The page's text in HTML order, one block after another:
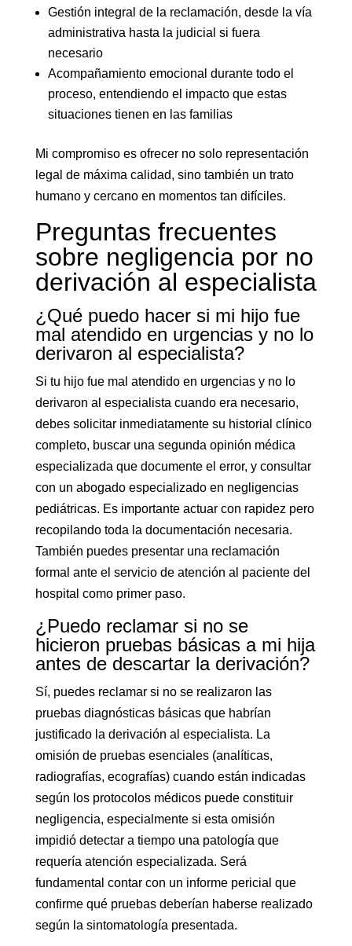
Gestión integral de la reclamación, desde la vía
administrativa hasta la judicial si fuera
necesario
Acompañamiento emocional durante todo el
proceso, entendiendo el impacto que estas
situaciones tienen en las familias
Mi compromiso es ofrecer no solo representación
legal de máxima calidad, sino también un trato
humano y cercano en momentos tan difíciles.
Preguntas frecuentes
sobre negligencia por no
derivación al especialista
¿Qué puedo hacer si mi hijo fue
mal atendido en urgencias y no lo
derivaron al especialista?
Si tu hijo fue mal atendido en urgencias y no lo
derivaron al especialista cuando era necesario,
debes solicitar inmediatamente su historial clínico
completo, buscar una segunda opinión médica
especializada que documente el error, y consultar
con un abogado especializado en negligencias
pediátricas. Es importante actuar con rapidez pero
recopilando toda la documentación necesaria.
También puedes presentar una reclamación
formal ante el servicio de atención al paciente del
hospital como primer paso.
¿Puedo reclamar si no se
hicieron pruebas básicas a mi hija
antes de descartar la derivación?
Sí, puedes reclamar si no se realizaron las
pruebas diagnósticas básicas que habrían
justificado la derivación al especialista. La
omisión de pruebas esenciales (analíticas,
radiografías, ecografías) cuando están indicadas
según los protocolos médicos puede constituir
negligencia, especialmente si esta omisión
impidió detectar a tiempo una patología que
requería atención especializada. Será
fundamental contar con un informe pericial que
confirme qué pruebas deberían haberse realizado
según la sintomatología presentada.